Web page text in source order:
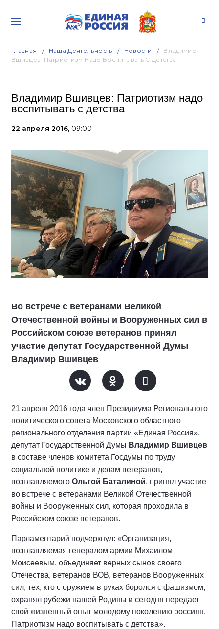
Главная Наша Деятельность Новости
Владимир
Вшивцев: Патриотизм Надо Воспитывать С Детства
Владимир Вшивцев: Патриотизм надо
воспитывать с детства
22 апреля 2016, 09:00
Во встрече с ветеранами Великой
Отечественной войны и Вооруженных сил в
Российском союзе ветеранов принял
участие депутат Государственной Думы
Владимир Вшивцев
21 апреля 2016 года член Президиума Регионального
политического совета Московского областного
регионального отделения партии «Единая Россия»,
депутат Государственной Думы Владимир Вшивцев
в составе членов комитета Госдумы по труду,
социальной политике и делам ветеранов,
возглавляемого Ольгой Баталиной, принял участие
во встрече с ветеранами Великой Отечественной
войны и Вооруженных сил, которая проходила в
Российском союзе ветеранов.
Парламентарий подчеркнул: «Организация,
возглавляемая генералом армии Михаилом
Моисеевым, объединяет верных сынов своего
Отечества, ветеранов ВОВ, ветеранов Вооруженных
сил, тех, кто с оружием в руках боролся с фашизмом,
охранял рубежи нашей Родины и сегодня передает
свой жизненный опыт молодому поколению россиян.
Патриотизм надо воспитывать с детства».